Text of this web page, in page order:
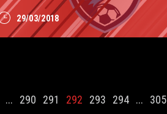
29/03/2018
... 290 291 292 293 294 ... 305